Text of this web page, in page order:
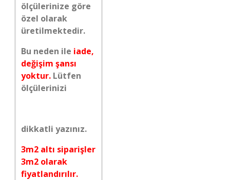
ölçülerinize göre
özel olarak
üretilmektedir.
Bu neden ile iade,
değişim şansı
yoktur. Lütfen
ölçülerinizi
dikkatli yazınız.
3m2 altı siparişler
3m2 olarak
fiyatlandırılır.